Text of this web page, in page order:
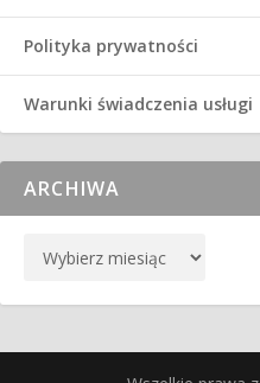
Polityka prywatności
Warunki świadczenia usługi
ARCHIWA